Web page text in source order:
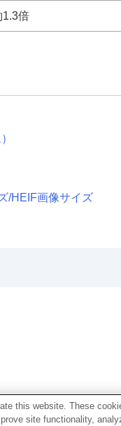
ームの種類
）
1.3倍
/HEIF画像サイズ
Ver.2.00未満の場
this website. These
site functionality,